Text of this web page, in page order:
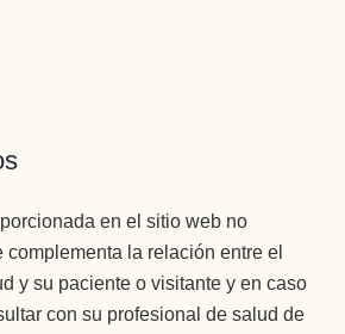
en el sitio web no
complementa la relación entre el
y su paciente o visitante y en caso
con su profesional de salud de